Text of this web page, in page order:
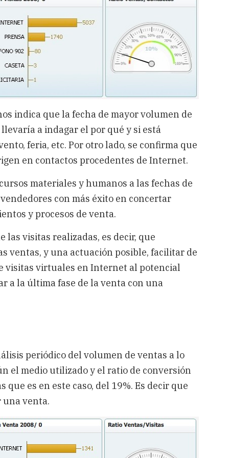
indica que la fecha de mayor volumen de
a indagar el por qué y si está
feria, etc. Por otro lado, se confirma que
en contactos procedentes de Internet.
materiales y humanos a las fechas de
con más éxito en concertar
y procesos de venta.
las visitas realizadas, es decir, que
ventas, y una actuación posible, facilitar de
visitas virtuales en Internet al potencial
a la última fase de la venta con una
periódico del volumen de ventas a lo
el medio utilizado y el ratio de conversión
es en este caso, del 19%. Es decir que
una venta.